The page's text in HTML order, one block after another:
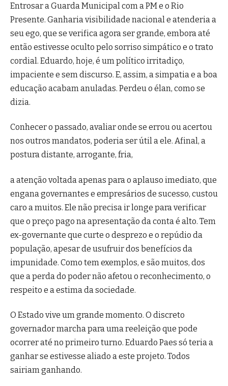
Entrosar a Guarda Municipal com a PM e o Rio
Presente. Ganharia visibilidade nacional e atenderia a
seu ego, que se verifica agora ser grande, embora até
então estivesse oculto pelo sorriso simpático e o trato
cordial. Eduardo, hoje, é um político irritadiço,
impaciente e sem discurso. E, assim, a simpatia e a boa
educação acabam anuladas. Perdeu o élan, como se
dizia.
Conhecer o passado, avaliar onde se errou ou acertou
nos outros mandatos, poderia ser útil a ele. Afinal, a
postura distante, arrogante, fria,
a atenção voltada apenas para o aplauso imediato, que
engana governantes e empresários de sucesso, custou
caro a muitos. Ele não precisa ir longe para verificar
que o preço pago na apresentação da conta é alto. Tem
ex-governante que curte o desprezo e o repúdio da
população, apesar de usufruir dos benefícios da
impunidade. Como tem exemplos, e são muitos, dos
que a perda do poder não afetou o reconhecimento, o
respeito e a estima da sociedade.
O Estado vive um grande momento. O discreto
governador marcha para uma reeleição que pode
ocorrer até no primeiro turno. Eduardo Paes só teria a
ganhar se estivesse aliado a este projeto. Todos
sairiam ganhando.